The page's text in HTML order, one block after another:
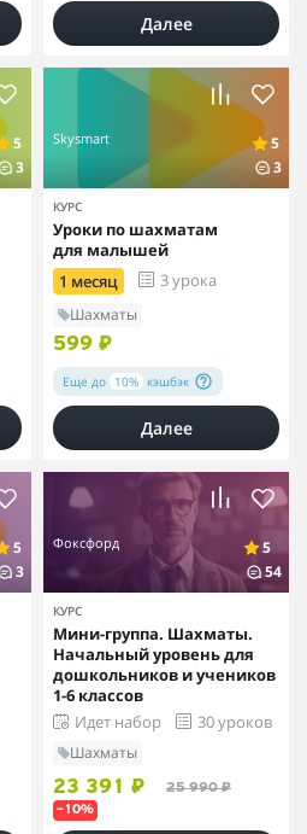
Далее
5
3
Skysmart
5
3
КУРС
Уроки по шахматам
для малышей
1 месяц
3 урока
Шахматы
599 ₽
Еще до 10% кэшбэк
Далее
5
3
Фоксфорд
5
54
КУРС
Мини-группа. Шахматы.
Начальный уровень для
дошкольников и учеников
1-6 классов
Идет набор
30 уроков
Шахматы
23 391 ₽ 25 990 ₽
–10%